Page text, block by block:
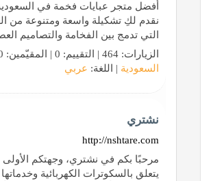
أفضل متجر عبايات فخمة في
نقدم لكِ تشكيلة واسعة ومتنوعة من
التي تدمج بين الفخامة والتصاميم
الزيارات: 464 | التقييم: 0 | المقيّمين: 0 | الدولة:
السعودية | اللغة: عربي
نشتري
http://nshtare.com
مرحبًا بكم في نشتري، وجهتكم الأولى
يتعلق بالسكوترات الكهربائية